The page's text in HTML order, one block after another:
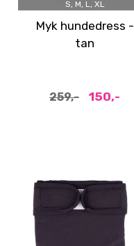
S, M, L, XL
Myk hundedress -
tan
259,- 150,-